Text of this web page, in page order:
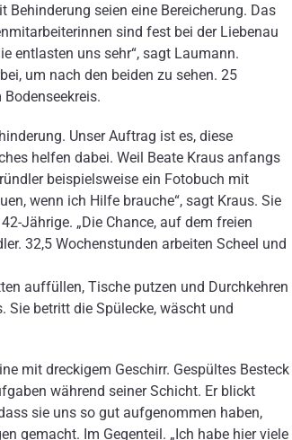
seien eine Bereicherung. Das
sind fest bei der Liebenau
entlasten uns sehr“, sagt Laumann.
um nach den beiden zu sehen. 25
Unser Auftrag ist es, diese
helfen dabei. Weil Beate Kraus anfangs
beispielsweise ein Fotobuch mit
wenn ich Hilfe brauche“, sagt Kraus. Sie
Jährige. „Die Chance, auf dem freien
32,5 Wochenstunden arbeiten Scheel und
auffüllen, Tische putzen und Durchkehren
Sie betritt die Spülecke, wäscht und
mit dreckigem Geschirr. Gespültes Besteck
während seiner Schicht. Er blickt
sie uns so gut aufgenommen haben,
gemacht. Im Gegenteil. „Ich habe hier viele